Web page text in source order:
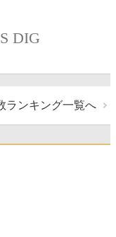
DIG
ランキング一覧へ